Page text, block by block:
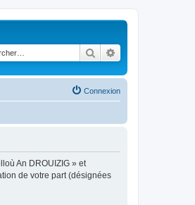
Rechercher
Connexion
An DROUIZIG » et
de votre part (désignées